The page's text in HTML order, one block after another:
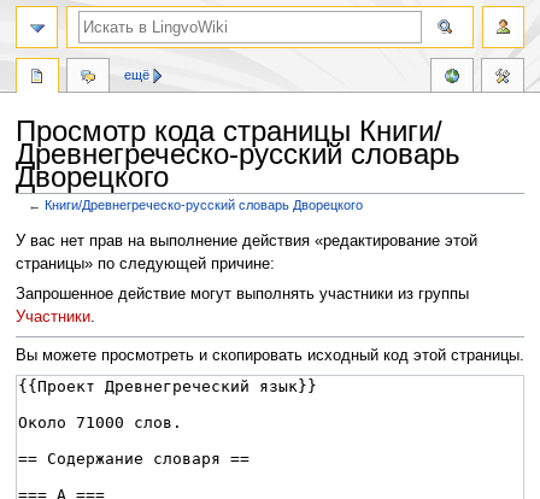
Просмотр кода страницы Книги/
Древнегреческо-русский словарь
Дворецкого
←Книги/Древнегреческо-русский словарь Дворецкого
Перейти
к
навигации
Перейти
к
поиску
У вас нет прав на выполнение действия «редактирование этой
страницы» по следующей причине:
Запрошенное действие могут выполнять участники из группы
Участники.
Вы можете просмотреть и скопировать исходный код этой страницы.
ещё